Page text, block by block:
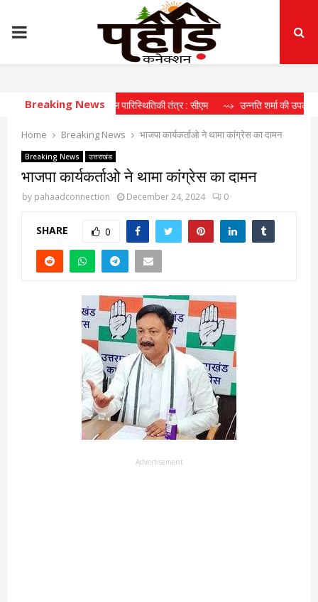
PRIMARY
MENU
Breaking News
दीर्घकालिक खेल पारिस्थितिकी तंत्र : सीएम ⇝ उन्नति शर्मा की उपलब्धि खिलाड़ियों
Home Breaking News भाजपा कार्यकर्ताओ ने थामा कांग्रेस का दामन
Breaking News उत्तराखंड
भाजपा कार्यकर्ताओ ने थामा कांग्रेस का दामन
by pahaadconnection December 24, 2024 0
SHARE 0
Advertisement